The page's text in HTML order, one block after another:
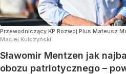
Przewodniczący KP Rozwój Plus Mateusz
Maciej Kulczyński
Sławomir Mentzen jak
obozu patriotycznego –